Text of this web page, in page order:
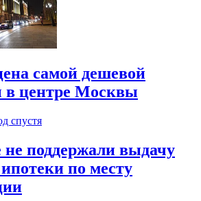
самой дешевой
в центре Москвы
спустя
не поддержали выдачу
по месту